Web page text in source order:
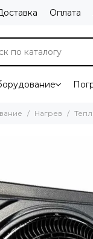
Оплата
Нагрев